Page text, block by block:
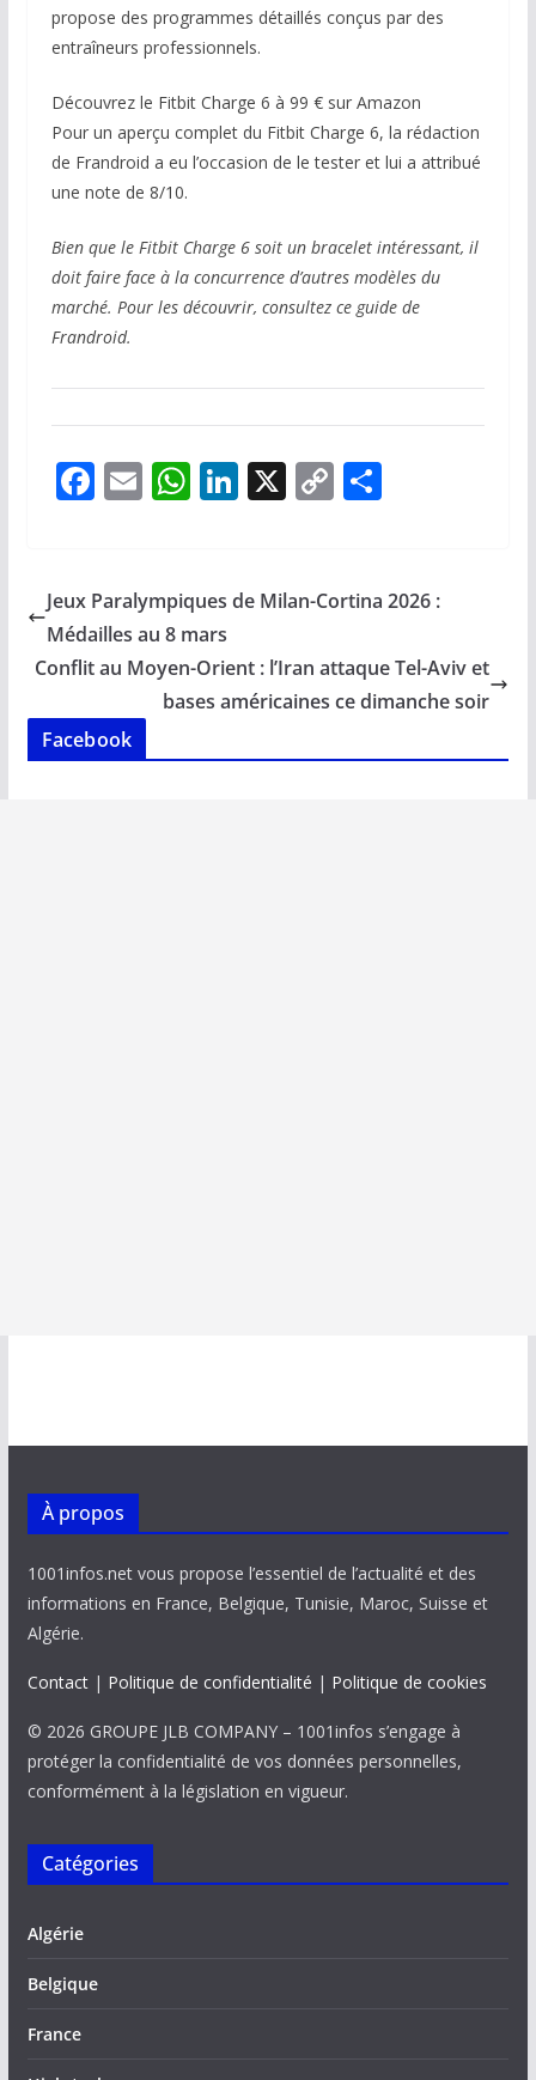
propose des programmes détaillés conçus par des
entraîneurs professionnels.
Découvrez le Fitbit Charge 6 à 99 € sur Amazon
Pour un aperçu complet du Fitbit Charge 6, la rédaction
de Frandroid a eu l’occasion de le tester et lui a attribué
une note de 8/10.
Bien que le Fitbit Charge 6 soit un bracelet intéressant, il
doit faire face à la concurrence d’autres modèles du
marché. Pour les découvrir, consultez ce guide de
Frandroid.
F
b
o
o
k
E
l
W
s
A
p
p
Li
e
n
X C
y
n
k
P
g
Jeux Paralympiques de Milan-Cortina 2026 :
Médailles au 8 mars
Conflit au Moyen-Orient : l’Iran attaque Tel-Aviv et
bases américaines ce dimanche soir
Facebook
À propos
1001infos.net vous propose l’essentiel de l’actualité et des
informations en France, Belgique, Tunisie, Maroc, Suisse et
Algérie.
Contact| Politique de confidentialité | Politique de cookies
© 2026 GROUPE JLB COMPANY – 1001infos s’engage à
protéger la confidentialité de vos données personnelles,
conformément à la législation en vigueur.
Catégories
Algérie
Belgique
France